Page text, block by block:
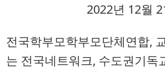
2022년 12월
전국학부모학부모단체연합,
는 전국네트워크, 수도권기독